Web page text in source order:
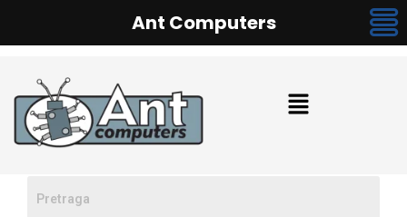
Ant Computers